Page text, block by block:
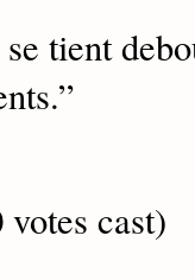
tient
”
cast)